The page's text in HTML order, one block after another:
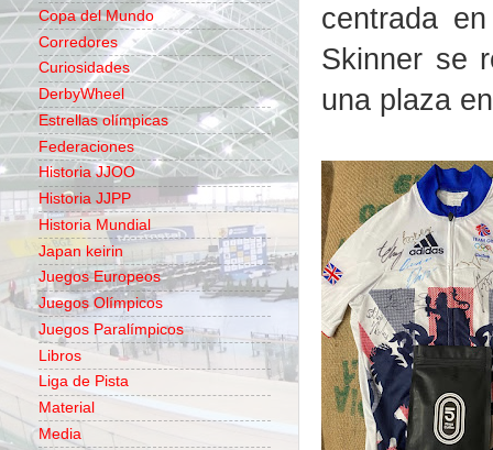
centrada
Skinner se
una plaza
Copa del Mundo
Corredores
Curiosidades
DerbyWheel
Estrellas olímpicas
Federaciones
Historia JJOO
Historia JJPP
Historia Mundial
Japan keirin
Juegos Europeos
Juegos Olímpicos
Juegos Paralímpicos
Libros
Liga de Pista
Material
Media